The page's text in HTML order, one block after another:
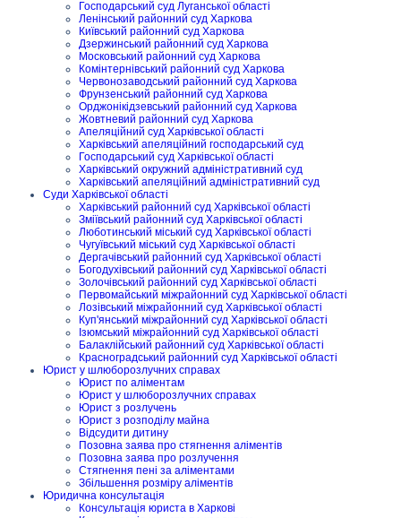
Господарський суд Луганської області
Ленінський районний суд Харкова
Київський районний суд Харкова
Дзержинський районний суд Харкова
Московський районний суд Харкова
Комінтернівський районний суд Харкова
Червонозаводський районний суд Харкова
Фрунзенський районний суд Харкова
Орджонікідзевський районний суд Харкова
Жовтневий районний суд Харкова
Апеляційний суд Харківської області
Харківський апеляційний господарський суд
Господарський суд Харківської області
Харківський окружний адміністративний суд
Харківський апеляційний адміністративний суд
Суди Харківської області
Харківський районний суд Харківської області
Зміївський районний суд Харківської області
Люботинський міський суд Харківської області
Чугуївський міський суд Харківської області
Дергачівський районний суд Харківської області
Богодухівський районний суд Харківської області
Золочівський районний суд Харківської області
Первомайський міжрайонний суд Харківської області
Лозівський міжрайонний суд Харківської області
Куп'янський міжрайонний суд Харківської області
Ізюмський міжрайонний суд Харківської області
Балаклійський районний суд Харківської області
Красноградський районний суд Харківської області
Юрист у шлюборозлучних справах
Юрист по аліментам
Юрист у шлюборозлучних справах
Юрист з розлучень
Юрист з розподілу майна
Відсудити дитину
Позовна заява про стягнення аліментів
Позовна заява про розлучення
Стягнення пені за аліментами
Збільшення розміру аліментів
Юридична консультація
Консультація юриста в Харкові